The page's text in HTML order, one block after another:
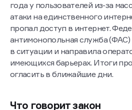
домах от застройщика ПИК в
года у пользователей из-за
атаки на единственного
пропал доступ в интернет.
антимонопольная служба (ФАС)
в ситуации и направила
имеющихся барьерах. Итоги